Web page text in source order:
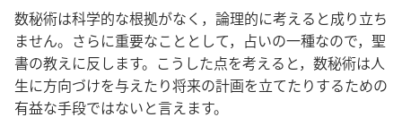
数秘術は科学的な根拠がなく，論理的に考えると成り立ち
ません。さらに重要なこととして，占いの一種なので，聖
書の教えに反します。こうした点を考えると，数秘術は人
生に方向づけを与えたり将来の計画を立てたりするための
有益な手段ではないと言えます。